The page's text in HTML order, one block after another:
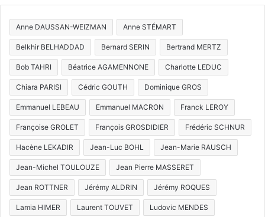
Anne DAUSSAN-WEIZMAN Anne STÉMART
Belkhir BELHADDAD Bernard SERIN Bertrand MERTZ
Bob TAHRI Béatrice AGAMENNONE Charlotte LEDUC
Chiara PARISI Cédric GOUTH Dominique GROS
Emmanuel LEBEAU Emmanuel MACRON Franck LEROY
Françoise GROLET François GROSDIDIER Frédéric SCHNUR
Hacène LEKADIR Jean-Luc BOHL Jean-Marie RAUSCH
Jean-Michel TOULOUZE Jean Pierre MASSERET
Jean ROTTNER Jérémy ALDRIN Jérémy ROQUES
Lamia HIMER Laurent TOUVET Ludovic MENDES